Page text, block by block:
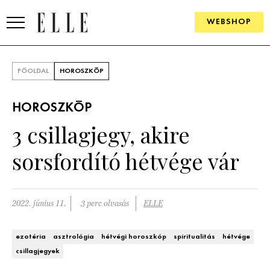
WEBSHOP
SZÉPSÉG
PSZICHÉ
ÉLETMÓD
FŐOLDAL HOROSZKÓP
HOROSZKÓP
3 csillagjegy, akire
sorsfordító hétvége vár
2022. június 11. 3 perc olvasás ELLE
ezotéria asztrológia hétvégi horoszkóp spiritualitás
hétvége
csillagjegyek